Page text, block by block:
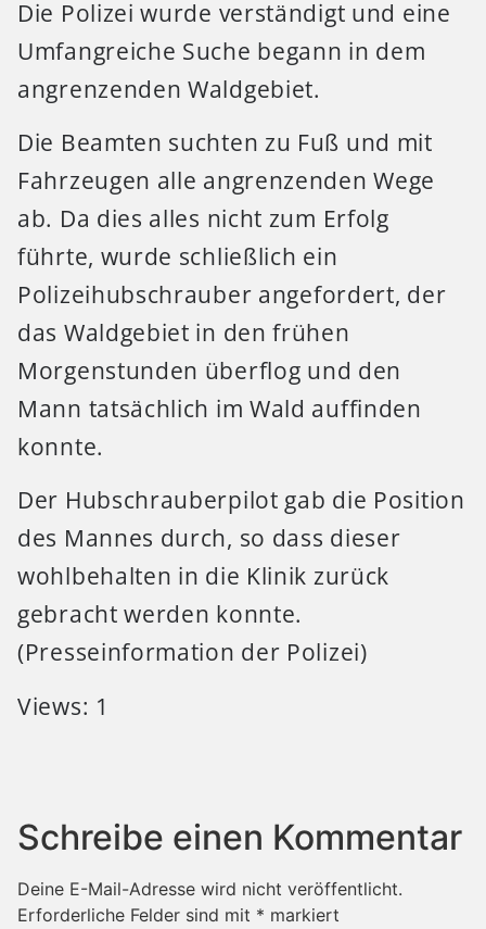
Die Polizei wurde verständigt und eine
Umfangreiche Suche begann in dem
angrenzenden Waldgebiet.
Die Beamten suchten zu Fuß und mit
Fahrzeugen alle angrenzenden Wege
ab. Da dies alles nicht zum Erfolg
führte, wurde schließlich ein
Polizeihubschrauber angefordert, der
das Waldgebiet in den frühen
Morgenstunden überflog und den
Mann tatsächlich im Wald auffinden
konnte.
Der Hubschrauberpilot gab die Position
des Mannes durch, so dass dieser
wohlbehalten in die Klinik zurück
gebracht werden konnte.
(Presseinformation der Polizei)
Views: 1
Schreibe einen Kommentar
Deine E-Mail-Adresse wird nicht veröffentlicht.
Erforderliche Felder sind mit * markiert